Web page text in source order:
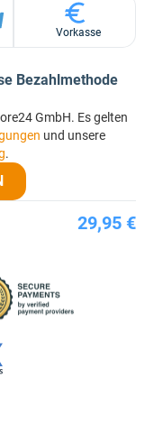
Vorkasse
Bezahlmethode
GmbH. Es gelten
und unsere
.
29,95 €